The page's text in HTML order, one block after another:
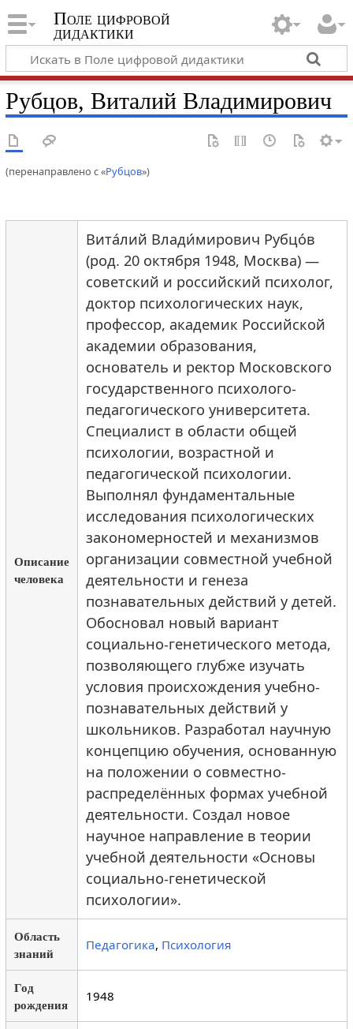
Поле цифровой
дидактики
Рубцов, Виталий Владимирович
(перенаправлено с «Рубцов»)
Описание
человека
Вита́лий Влади́мирович Рубцо́в
(род. 20 октября 1948, Москва) —
советский и российский психолог,
доктор психологических наук,
профессор, академик Российской
академии образования,
основатель и ректор Московского
государственного психолого-
педагогического университета.
Специалист в области общей
психологии, возрастной и
педагогической психологии.
Выполнял фундаментальные
исследования психологических
закономерностей и механизмов
организации совместной учебной
деятельности и генеза
познавательных действий у детей.
Обосновал новый вариант
социально-генетического метода,
позволяющего глубже изучать
условия происхождения учебно-
познавательных действий у
школьников. Разработал научную
концепцию обучения, основанную
на положении о совместно-
распределённых формах учебной
деятельности. Создал новое
научное направление в теории
учебной деятельности «Основы
социально-генетической
психологии».
Область
знаний
Педагогика, Психология
Год
рождения
1948